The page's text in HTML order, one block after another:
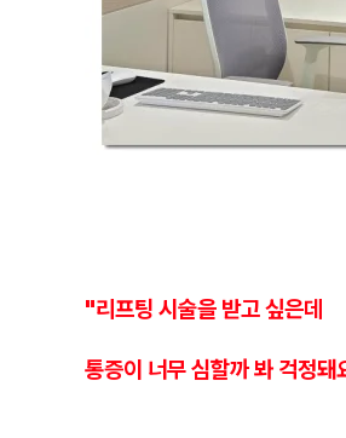
"리프팅 시술을 받고 싶은데
통증이 너무 심할까 봐 걱정돼